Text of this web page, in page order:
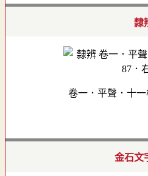
隸
卷一．平聲．十
金石文